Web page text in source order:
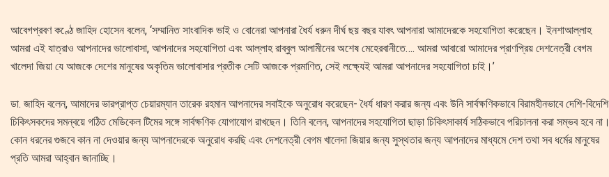
আবেগপ্রবণ কণ্ঠে জাহিদ হোসেন বলেন, ‘সম্মানিত সাংবাদিক ভাই ও বোনেরা আপনারা ধৈর্য ধরুন দীর্ঘ ছয় বছর যাবৎ আপনারা আমাদেরকে সহযোগিতা করেছেন। ইনশাআল্লাহ
আমরা এই যাত্রাও আপনাদের ভালোবাসা, আপনাদের সহযোগিতা এবং আল্লাহ রাব্বুল আলামীনের অশেষ মেহেরবানীতে…. আমরা আবারো আমাদের প্রাণপ্রিয় দেশনেত্রী বেগম
খালেদা জিয়া যে আজকে দেশের মানুষের অকৃতিম ভালোবাসার প্রতীক সেটি আজকে প্রমাণিত, সেই লক্ষ্যেই আমরা আপনাদের সহযোগিতা চাই।’
ডা. জাহিদ বলেন, আমাদের ভারপ্রাপ্ত চেয়ারম্যান তারেক রহমান আপনাদের সবাইকে অনুরোধ করেছেন- ধৈর্য ধারণ করার জন্য এবং উনি সার্বক্ষণিকভাবে বিরামহীনভাবে দেশি-বিদেশি
চিকিৎসকদের সমন্বয়ে গঠিত মেডিকেল টিমের সঙ্গে সার্বক্ষণিক যোগাযোগ রাখছেন। তিনি বলেন, আপনাদের সহযোগিতা ছাড়া চিকিৎসাকার্য সঠিকভাবে পরিচালনা করা সম্ভব হবে না।
কোন ধরনের গুজবে কান না দেওয়ার জন্য আপনাদেরকে অনুরোধ করছি এবং দেশনেত্রী বেগম খালেদা জিয়ার জন্য সুস্থতার জন্য আপনাদের মাধ্যমে দেশ তথা সব ধর্মের মানুষের
প্রতি আমরা আহ্বান জানাচ্ছি।